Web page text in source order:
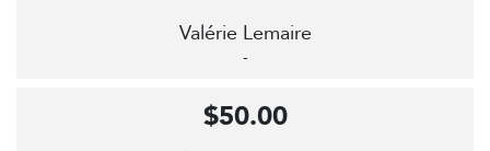
Valérie Lemaire
-
$50.00